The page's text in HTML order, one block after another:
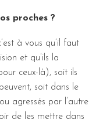
proches ?
à vous qu’il faut
et qu’ils la
ceux-là), soit ils
soit dans le
agressés par l’autre
de les mettre dans